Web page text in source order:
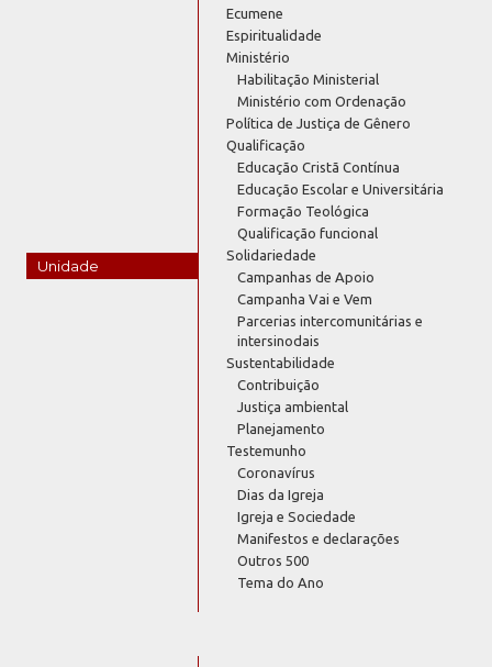
Unidade
Ecumene
Espiritualidade
Ministério
Habilitação Ministerial
Ministério com Ordenação
Política de Justiça de Gênero
Qualificação
Educação Cristã Contínua
Educação Escolar e Universitária
Formação Teológica
Qualificação funcional
Solidariedade
Campanhas de Apoio
Campanha Vai e Vem
Parcerias intercomunitárias e
intersinodais
Sustentabilidade
Contribuição
Justiça ambiental
Planejamento
Testemunho
Coronavírus
Dias da Igreja
Igreja e Sociedade
Manifestos e declarações
Outros 500
Tema do Ano